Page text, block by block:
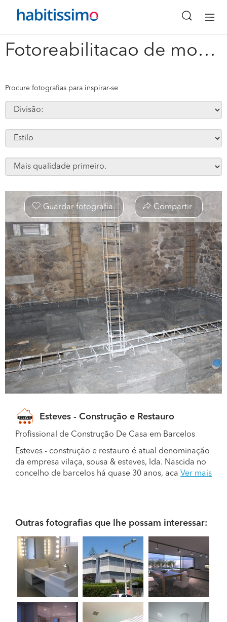
Fotoreabilitacao de moradia rustica c reforco em betao armado #19572
x
Procure fotografias para inspirar-se
Guardar fotografia Compartir
Esteves - Construção e Restauro
Profissional de Construção De Casa em Barcelos
Esteves - construção e restauro é atual denominação
da empresa vilaça, sousa & esteves, lda. Nascida no
concelho de barcelos há quase 30 anos, aca Ver mais
Outras fotografias que lhe possam interessar: